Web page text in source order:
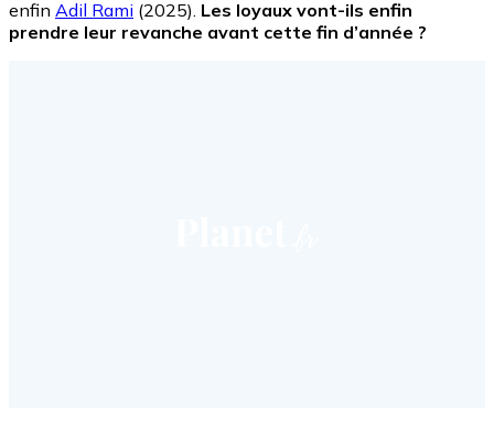
enfin Adil Rami (2025). Les loyaux vont-ils enfin
prendre leur revanche avant cette fin d’année ?